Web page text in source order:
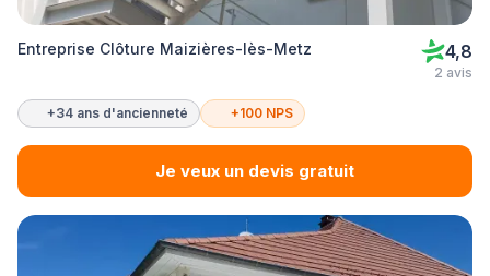
Entreprise Clôture Maizières-lès-Metz 4,8
2 avis
+34 ans d'ancienneté +100 NPS
Je veux un devis gratuit